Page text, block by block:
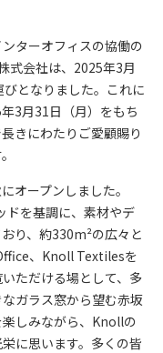
ターオフィスの協働の
式会社は、2025年3月
となりました。これに
3月31日（月）をもち
きにわたりご愛顧賜り
オープンしました。
ドを基調に、素材やデ
り、約330m²の広々と
、Knoll Textilesを
ただける場として、多
ガラス窓から望む赤坂
しみながら、Knollの
に思います。多くの皆